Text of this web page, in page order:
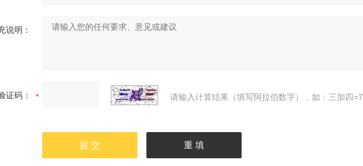
说明：
证码： 请输入计算结果（填写阿拉伯数字），如：三加四=7